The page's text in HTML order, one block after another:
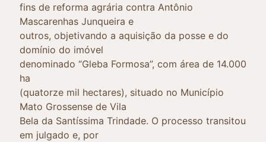
fins de reforma agrária contra Antônio
Mascarenhas Junqueira e
outros, objetivando a aquisição da posse e do
domínio do imóvel
denominado “Gleba Formosa”, com área de 14.000
ha
(quatorze mil hectares), situado no Município
Mato Grossense de Vila
Bela da Santíssima Trindade. O processo transitou
em julgado e, por